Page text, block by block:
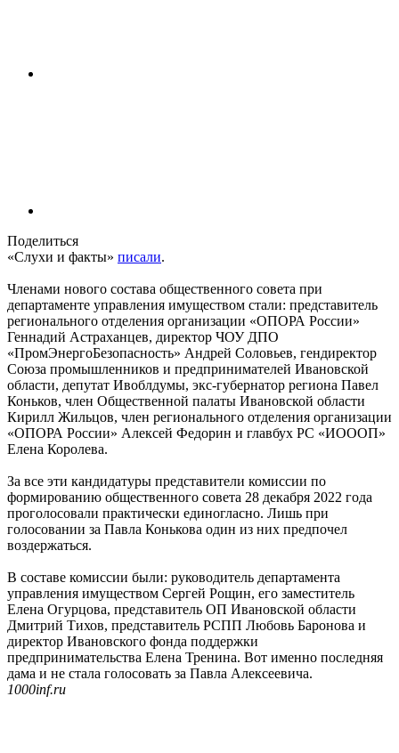
Поделиться
«Слухи и факты» писали.
Членами нового состава общественного совета при
департаменте управления имуществом стали: представитель
регионального отделения организации «ОПОРА России»
Геннадий Астраханцев, директор ЧОУ ДПО
«ПромЭнергоБезопасность» Андрей Соловьев, гендиректор
Союза промышленников и предпринимателей Ивановской
области, депутат Ивоблдумы, экс-губернатор региона Павел
Коньков, член Общественной палаты Ивановской области
Кирилл Жильцов, член регионального отделения организации
«ОПОРА России» Алексей Федорин и главбух РС «ИОООП»
Елена Королева.
За все эти кандидатуры представители комиссии по
формированию общественного совета 28 декабря 2022 года
проголосовали практически единогласно. Лишь при
голосовании за Павла Конькова один из них предпочел
воздержаться.
В составе комиссии были: руководитель департамента
управления имуществом Сергей Рощин, его заместитель
Елена Огурцова, представитель ОП Ивановской области
Дмитрий Тихов, представитель РСПП Любовь Баронова и
директор Ивановского фонда поддержки
предпринимательства Елена Тренина. Вот именно последняя
дама и не стала голосовать за Павла Алексеевича.
1000inf.ru